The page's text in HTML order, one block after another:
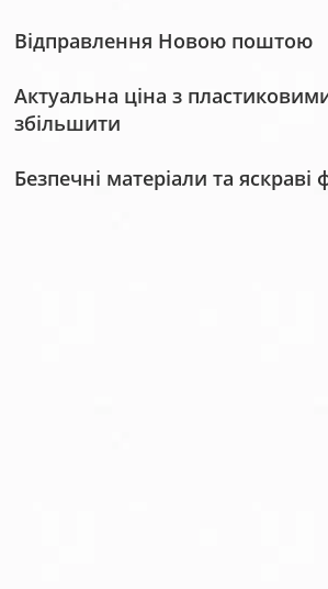
Відправлення Новою поштою
Актуальна ціна з
збільшити
Безпечні матеріали та яскраві